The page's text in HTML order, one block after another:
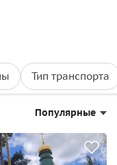
Тип транспорта
Популярные